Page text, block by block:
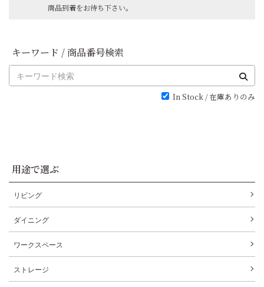
商品到着をお待ち下さい。
キーワード / 商品番号検索
In Stock / 在庫ありのみ
用途で選ぶ
リビング
ダイニング
ワークスペース
ストレージ